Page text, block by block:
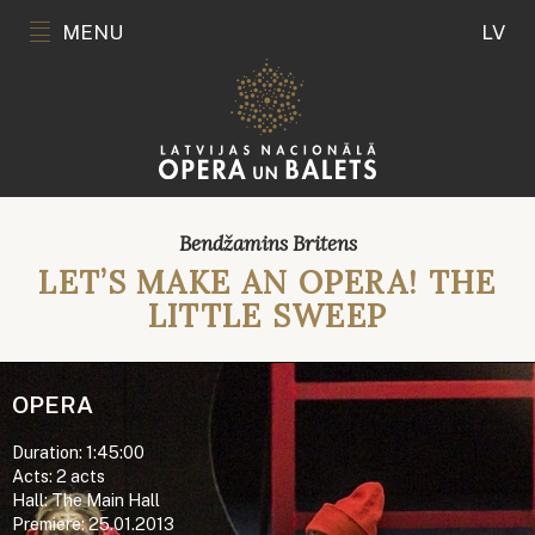
MENU LV
Bendžamins Britens
LET’S MAKE AN OPERA! THE
LITTLE SWEEP
OPERA
Duration: 1:45:00
Acts: 2 acts
Hall: The Main Hall
Premiere: 25.01.2013